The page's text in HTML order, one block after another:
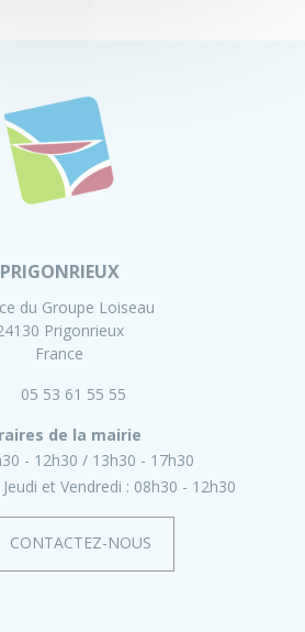
PRIGONRIEUX
du Groupe Loiseau
Prigonrieux
France
05 53 61 55 55
de la mairie
- 12h30
13h30 - 17h30
et Vendredi : 08h30 - 12h30
CONTACTEZ-NOUS